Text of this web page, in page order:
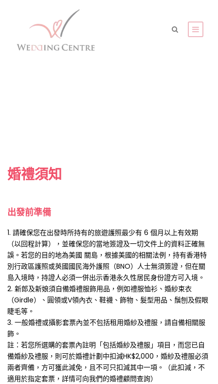
婚禮須知
出發前準備
1. 請確保您在出發時所持有的旅遊護照最少有 6 個月以上有效期
（以回程計算），並確保您的當地簽證及一切文件上的資料正確無
誤。若您的目的地為美國 關島，根據美國的相關法例，持有香港特
別行政區護照或英國國民海外護照（BNO）人士無須簽證，但在關
島入境時，持證人必須一併出示香港永久性居民身份證方可入境。
2. 新郎及新娘須自備婚禮服飾用品，例如禮服恤衫、婚紗束衣
（Girdle）、圓領或V領內衣、鞋襪、飾物、髮型用品、鬚刨及假眼
睫毛等。
3. 一般婚禮或攝影套票內並不包括租用婚紗及禮服，請自備相關服
飾。
註：若您所選購的套票內註明「包括婚紗及禮服」項目，而您已自
備婚紗及禮服，則可於婚禮計劃中扣減HK$2,000，婚紗及禮服必須
兩者齊備，方可獲此減免，且不可只扣減其中一項。（此扣減，不
適用於指定套票，詳情可向我們的婚禮顧問查詢）